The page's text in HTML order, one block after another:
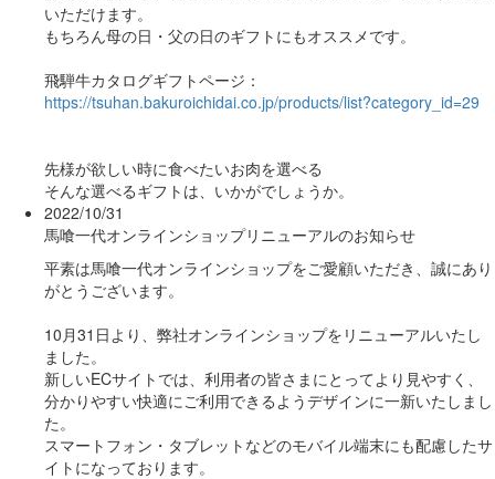
いただけます。
もちろん母の日・父の日のギフトにもオススメです。
飛騨牛カタログギフトページ：
https://tsuhan.bakuroichidai.co.jp/products/list?category_id=29
先様が欲しい時に食べたいお肉を選べる
そんな選べるギフトは、いかがでしょうか。
2022/10/31
馬喰一代オンラインショップリニューアルのお知らせ
平素は馬喰一代オンラインショップをご愛顧いただき、誠にあり
がとうございます。
10月31日より、弊社オンラインショップをリニューアルいたし
ました。
新しいECサイトでは、利用者の皆さまにとってより見やすく、
分かりやすい快適にご利用できるようデザインに一新いたしまし
た。
スマートフォン・タブレットなどのモバイル端末にも配慮したサ
イトになっております。